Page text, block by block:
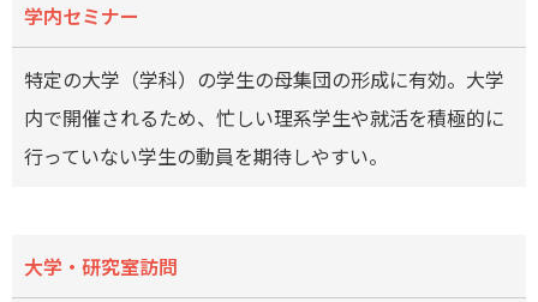
学内セミナー
特定の大学（学科）の学生の母集団の形成に有効。大学
内で開催されるため、忙しい理系学生や就活を積極的に
行っていない学生の動員を期待しやすい。
大学・研究室訪問